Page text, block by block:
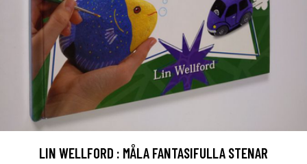
LIN WELLFORD : MÅLA FANTASIFULLA STENAR